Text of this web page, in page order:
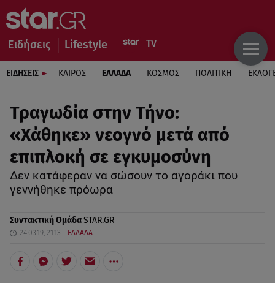
Ειδήσεις Lifestyle
ΕΙΔΗΣΕΙΣ ΚΑΙΡΟΣ ΕΛΛΑΔΑ ΚΟΣΜΟΣ ΠΟΛΙΤΙΚΗ
Τραγωδία στην Τήνο:
«Χάθηκε» νεογνό μετά από
επιπλοκή σε εγκυμοσύνη
Δεν κατάφεραν να σώσουν το αγοράκι που
γεννήθηκε πρόωρα
Συντακτική ΟμάδαSTAR.GR
24.03.19, 21:13 ΕΛΛΑΔΑ